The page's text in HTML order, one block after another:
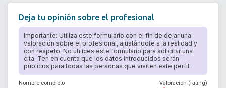
Deja tu opinión sobre el profesional
Importante: Utiliza este formulario con el fin de dejar una
valoración sobre el profesional, ajustándote a la realidad y
con respeto. No utilices este formulario para solicitar una
cita. Ten en cuenta que los datos introducidos serán
públicos para todas las personas que visiten este perfil.
Nombre completo Valoración (rating)